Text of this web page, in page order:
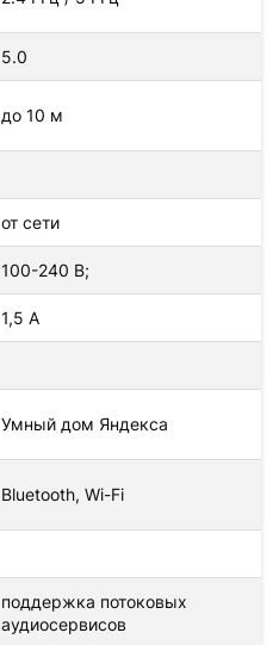
5.0
до 10 м
от сети
100-240 В;
1,5 А
Умный дом Яндекса
Bluetooth, Wi-Fi
поддержка потоковых
аудиосервисов